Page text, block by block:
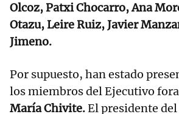
Olcoz, Patxi Chocarro, Ana
Otazu, Leire Ruiz, Javier
Jimeno.
Por supuesto, han estado
los miembros del Ejecutivo
María Chivite.El presidente